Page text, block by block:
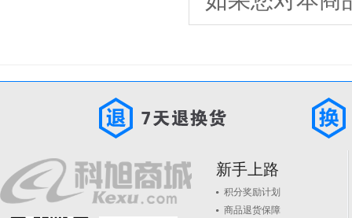
新手上路
积分奖励计划
商品退货保障